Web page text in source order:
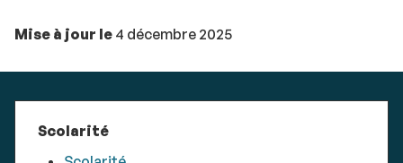
Mise à jour le 4 décembre 2025
Scolarité